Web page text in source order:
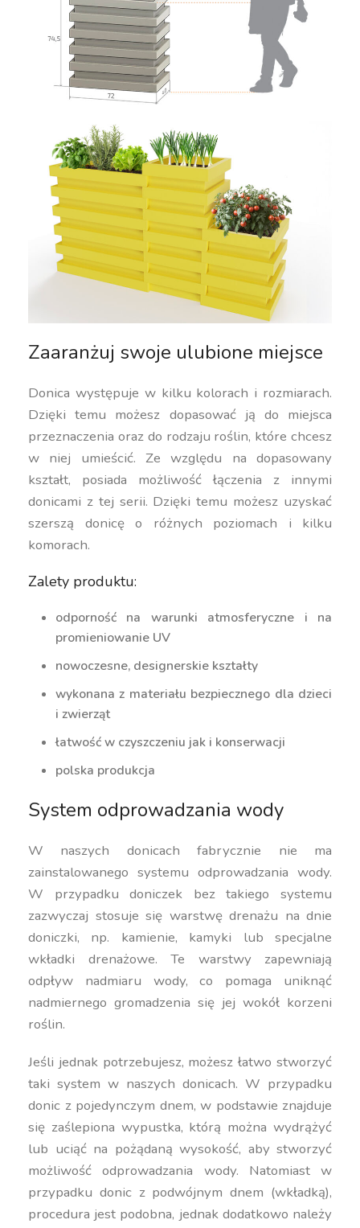
Zaaranżuj swoje ulubione miejsce
Donica występuje w kilku kolorach i rozmiarach.
Dzięki temu możesz dopasować ją do miejsca
przeznaczenia oraz do rodzaju roślin, które chcesz
w niej umieścić. Ze względu na dopasowany
kształt, posiada możliwość łączenia z innymi
donicami z tej serii. Dzięki temu możesz uzyskać
szerszą donicę o różnych poziomach i kilku
komorach.
Zalety produktu:
odporność na warunki atmosferyczne i na
promieniowanie UV
nowoczesne, designerskie kształty
wykonana z materiału bezpiecznego dla dzieci
i zwierząt
łatwość w czyszczeniu jak i konserwacji
polska produkcja
System odprowadzania wody
W naszych donicach fabrycznie nie ma
zainstalowanego systemu odprowadzania wody.
W przypadku doniczek bez takiego systemu
zazwyczaj stosuje się warstwę drenażu na dnie
doniczki, np. kamienie, kamyki lub specjalne
wkładki drenażowe. Te warstwy zapewniają
odpływ nadmiaru wody, co pomaga uniknąć
nadmiernego gromadzenia się jej wokół korzeni
roślin.
Jeśli jednak potrzebujesz, możesz łatwo stworzyć
taki system w naszych donicach. W przypadku
donic z pojedynczym dnem, w podstawie znajduje
się zaślepiona wypustka, którą można wydrążyć
lub uciąć na pożądaną wysokość, aby stworzyć
możliwość odprowadzania wody. Natomiast w
przypadku donic z podwójnym dnem (wkładką),
procedura jest podobna, jednak dodatkowo należy